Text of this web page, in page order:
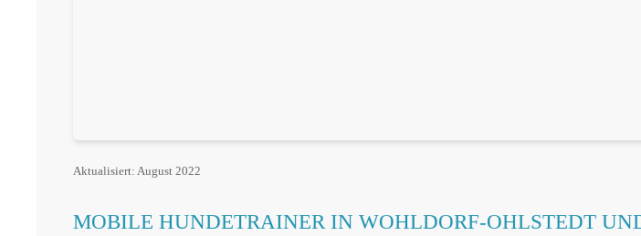
Aktualisiert: August 2022
MOBILE HUNDETRAINER IN WOHLDORF-OHLSTEDT